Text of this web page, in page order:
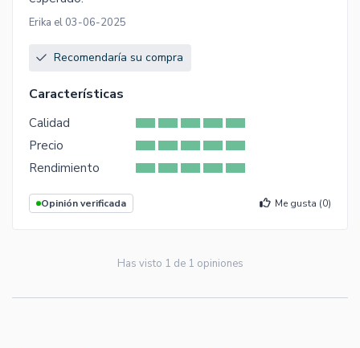
Erika el 03-06-2025
Recomendaría su compra
Características
Calidad
Precio
Rendimiento
Opinión verificada Me gusta (0)
Has visto 1 de 1 opiniones